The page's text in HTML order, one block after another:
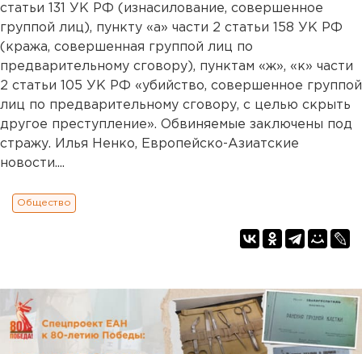
статьи 131 УК РФ (изнасилование, совершенное
группой лиц), пункту «а» части 2 статьи 158 УК РФ
(кража, совершенная группой лиц по
предварительному сговору), пунктам «ж», «к» части
2 статьи 105 УК РФ «убийство, совершенное группой
лиц по предварительному сговору, с целью скрыть
другое преступление». Обвиняемые заключены под
стражу. Илья Ненко, Европейско-Азиатские
новости....
Общество